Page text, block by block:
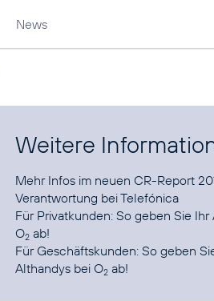
News
Weitere
Mehr Infos im neuenCR-Report
Verantwortung bei Telefónica
Für Privatkunden:So geben Sie Ihr
O2 ab!
Für Geschäftskunden:So geben
Althandys bei O2 ab!